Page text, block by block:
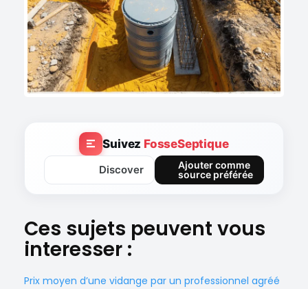
Suivez FosseSeptique
Discover
Ajouter comme
source préférée
Ces sujets peuvent vous
interesser :
Prix moyen d’une vidange par un professionnel agréé